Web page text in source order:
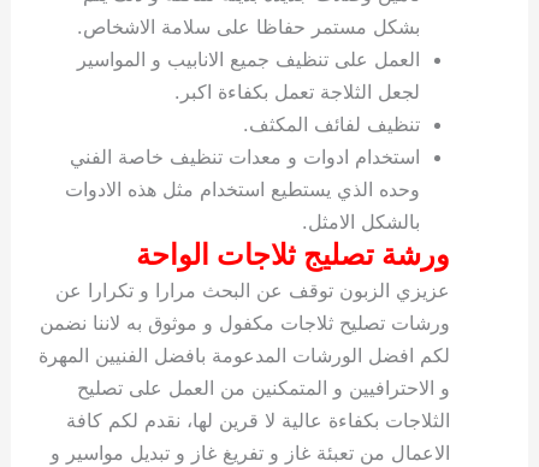
بشكل مستمر حفاظا على سلامة الاشخاص.
العمل على تنظيف جميع الانابيب و المواسير
لجعل الثلاجة تعمل بكفاءة اكبر.
تنظيف لفائف المكثف.
استخدام ادوات و معدات تنظيف خاصة الفني
وحده الذي يستطيع استخدام مثل هذه الادوات
بالشكل الامثل.
ورشة تصليج ثلاجات الواحة
عزيزي الزبون توقف عن البحث مرارا و تكرارا عن
ورشات تصليح ثلاجات مكفول و موثوق به لاننا نضمن
لكم افضل الورشات المدعومة بافضل الفنيين المهرة
و الاحترافيين و المتمكنين من العمل على تصليح
الثلاجات بكفاءة عالية لا قرين لها، نقدم لكم كافة
الاعمال من تعبئة غاز و تفريغ غاز و تبديل مواسير و